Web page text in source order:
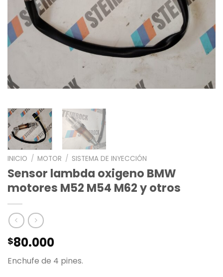
INICIO / MOTOR / SISTEMA DE INYECCIÓN
Sensor lambda oxigeno BMW
motores M52 M54 M62 y otros
$80.000
Enchufe de 4 pines.